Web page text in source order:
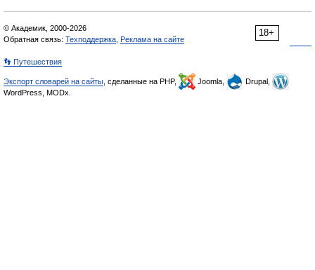
18+
© Академик, 2000-2026
Обратная связь: Техподдержка Реклама на сайте
👣 Путешествия
Экспорт словарей на сайты , сделанные на PHP, Joomla,
Drupal,
WordPress, MODx.